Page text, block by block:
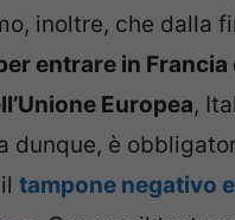
inoltre, che dalla
entrare in Francia
Europea,
dunque, è
tampone negativo